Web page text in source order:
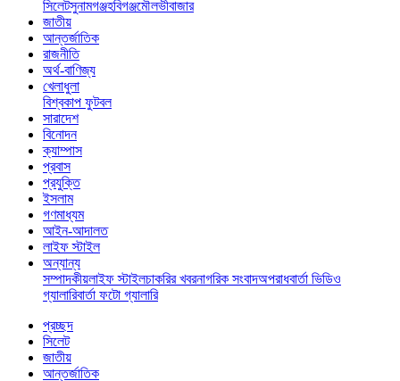
সিলেটসুনামগঞ্জহবিগঞ্জমৌলভীবাজার
জাতীয়
আন্তর্জাতিক
রাজনীতি
অর্থ-বাণিজ্য
খেলাধুলা
বিশ্বকাপ ফুটবল
সারাদেশ
বিনোদন
ক্যাম্পাস
প্রবাস
প্রযুক্তি
ইসলাম
গণমাধ্যম
আইন-আদালত
লাইফ স্টাইল
অন্যান্য
সম্পাদকীয়লাইফ স্টাইলচাকরির খবরনাগরিক সংবাদঅপরাধবার্তা ভিডিও
গ্যালারিবার্তা ফটো গ্যালারি
প্রচ্ছদ
সিলেট
জাতীয়
আন্তর্জাতিক